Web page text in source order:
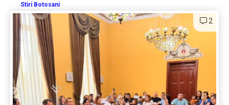
Stiri Botosani
2